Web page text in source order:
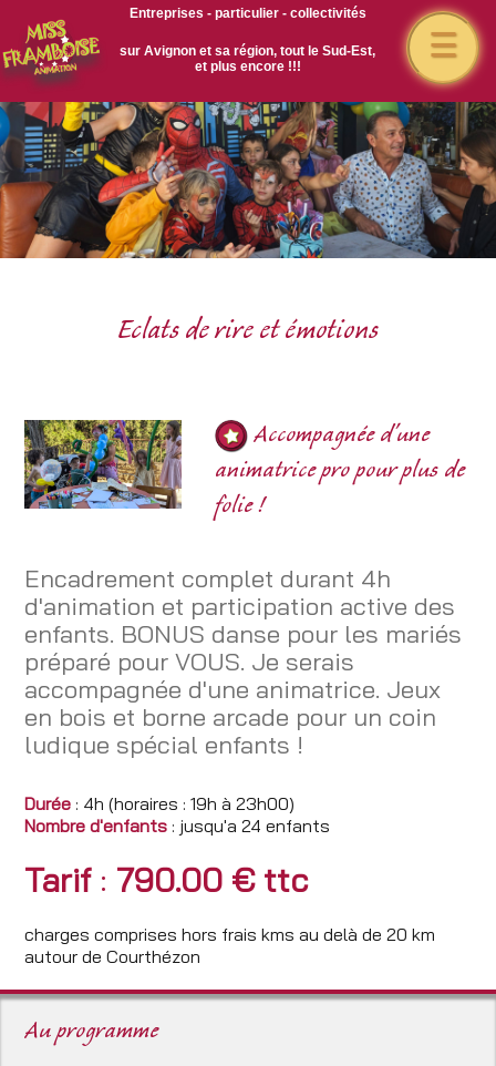
Entreprises - particulier - collectivités
sur Avignon et sa région, tout le Sud-Est,
et plus encore !!!
☰
Eclats de rire et émotions
Accompagnée d'une
animatrice pro pour plus de
folie !
Encadrement complet durant 4h
d'animation et participation active des
enfants. BONUS danse pour les mariés
préparé pour VOUS. Je serais
accompagnée d'une animatrice. Jeux
en bois et borne arcade pour un coin
ludique spécial enfants !
Durée : 4h (horaires : 19h à 23h00)
Nombre d'enfants : jusqu'a 24 enfants
Tarif: 790.00 € ttc
charges comprises hors frais kms au delà de 20 km
autour de Courthézon
Au programme